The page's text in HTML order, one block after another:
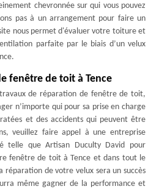
chevronnée sur qui vous pouvez
pas à un arrangement pour faire un
nous permet d'évaluer votre toiture et
parfaite par le biais d’un velux
fenêtre de toit à Tence
de réparation de fenêtre de toit,
n’importe qui pour sa prise en charge
et des accidents qui peuvent être
veuillez faire appel à une entreprise
telle que Artisan Duculty David pour
fenêtre de toit à Tence et dans tout le
réparation de votre velux sera un succès
même gagner de la performance et